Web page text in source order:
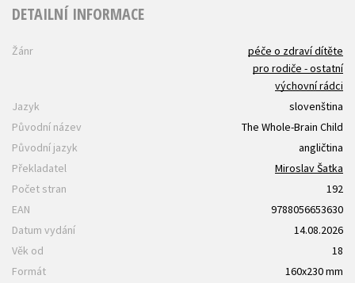
DETAILNÍ INFORMACE
Žánr
péče o zdraví dítěte
pro rodiče - ostatní
výchovní rádci
Jazyk
slovenština
Původní název
The Whole-Brain Child
Původní jazyk
angličtina
Překladatel
Miroslav Šatka
Počet stran
192
EAN
9788056653630
Datum vydání
14.08.2026
Věk od
18
Formát
160x230 mm